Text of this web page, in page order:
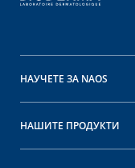
НАУЧЕТЕ ЗА NAOS
НАШИТЕ ПРОДУКТИ